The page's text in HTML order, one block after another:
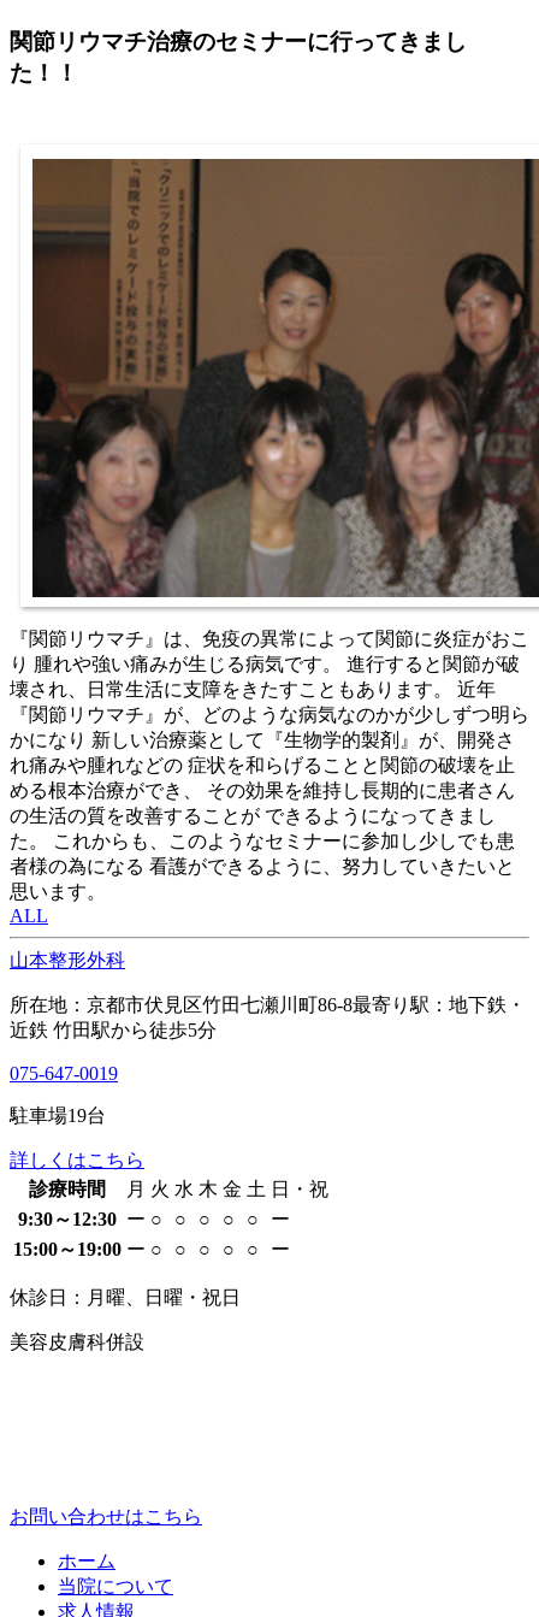
関節リウマチ治療のセミナーに行ってきまし
た！！
『関節リウマチ』は、免疫の異常によって関節に炎症がおこ
り 腫れや強い痛みが生じる病気です。 進行すると関節が破
壊され、日常生活に支障をきたすこともあります。 近年
『関節リウマチ』が、どのような病気なのかが少しずつ明ら
かになり 新しい治療薬として『生物学的製剤』が、開発さ
れ痛みや腫れなどの 症状を和らげることと関節の破壊を止
める根本治療ができ、 その効果を維持し長期的に患者さん
の生活の質を改善することが できるようになってきまし
た。 これからも、このようなセミナーに参加し少しでも患
者様の為になる 看護ができるように、努力していきたいと
思います。
ALL
山本整形外科
所在地：京都市伏見区竹田七瀬川町86-8最寄り駅：地下鉄・
近鉄 竹田駅から徒歩5分
075-647-0019
駐車場19台
詳しくはこちら
診療時間
月 火 水 木 金 土 日・祝
9:30～12:30 ー ○ ○ ○ ○ ○
ー
15:00～19:00 ー ○ ○ ○ ○ ○ ー
休診日：月曜、日曜・祝日
美容皮膚科併設
お問い合わせはこちら
ホーム
当院について
求人情報